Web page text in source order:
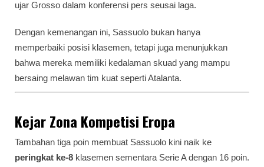
ujar Grosso dalam konferensi pers seusai laga.
Dengan kemenangan ini, Sassuolo bukan hanya
memperbaiki posisi klasemen, tetapi juga menunjukkan
bahwa mereka memiliki kedalaman skuad yang mampu
bersaing melawan tim kuat seperti Atalanta.
Kejar Zona Kompetisi Eropa
Tambahan tiga poin membuat Sassuolo kini naik ke
peringkat ke-8 klasemen sementara Serie A dengan 16 poin.